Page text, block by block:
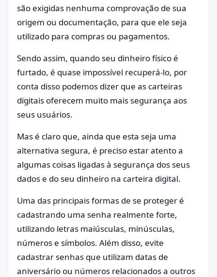
são exigidas nenhuma comprovação de sua
origem ou documentação, para que ele seja
utilizado para compras ou pagamentos.
Sendo assim, quando seu dinheiro físico é
furtado, é quase impossível recuperá-lo, por
conta disso podemos dizer que as carteiras
digitais oferecem muito mais segurança aos
seus usuários.
Mas é claro que, ainda que esta seja uma
alternativa segura, é preciso estar atento a
algumas coisas ligadas à segurança dos seus
dados e do seu dinheiro na carteira digital.
Uma das principais formas de se proteger é
cadastrando uma senha realmente forte,
utilizando letras maiúsculas, minúsculas,
números e símbolos. Além disso, evite
cadastrar senhas que utilizam datas de
aniversário ou números relacionados a outros